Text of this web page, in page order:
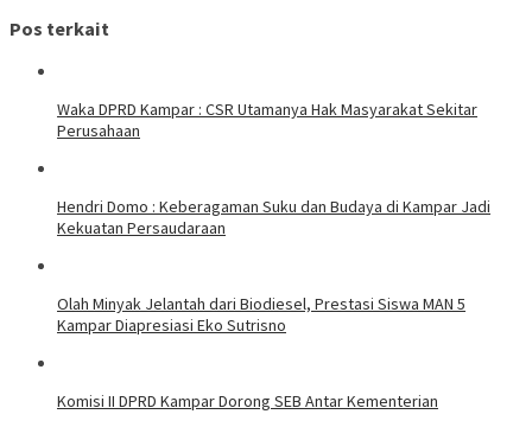
Pos terkait
Waka DPRD Kampar : CSR Utamanya Hak Masyarakat Sekitar
Perusahaan
Hendri Domo : Keberagaman Suku dan Budaya di Kampar Jadi
Kekuatan Persaudaraan
Olah Minyak Jelantah dari Biodiesel, Prestasi Siswa MAN 5
Kampar Diapresiasi Eko Sutrisno
Komisi II DPRD Kampar Dorong SEB Antar Kementerian